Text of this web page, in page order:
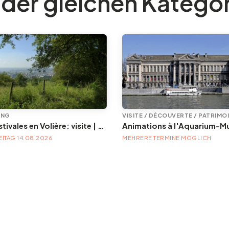
Les Estivales en Volière: visite | Herborisons autour de Volière
14.08.2026
VISITE / DÉCOUVERTE /
MEHRERE TERMINE MÖGLICH